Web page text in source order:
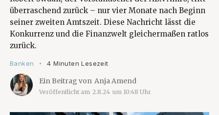
überraschend zurück – nur vier Monate nach Beginn
seiner zweiten Amtszeit. Diese Nachricht lässt die
Konkurrenz und die Finanzwelt gleichermaßen ratlos
zurück.
Banken • 4 Minuten Lesezeit
Ein Beitrag von Anja Amend
Veröffentlicht am 2.8.24 um 10:48 Uhr